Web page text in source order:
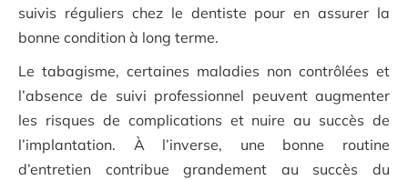
suivis réguliers chez le dentiste pour en assurer la
bonne condition à long terme.
Le tabagisme, certaines maladies non contrôlées et
l’absence de suivi professionnel peuvent augmenter
les risques de complications et nuire au succès de
l’implantation. À l’inverse, une bonne routine
d’entretien contribue grandement au succès du